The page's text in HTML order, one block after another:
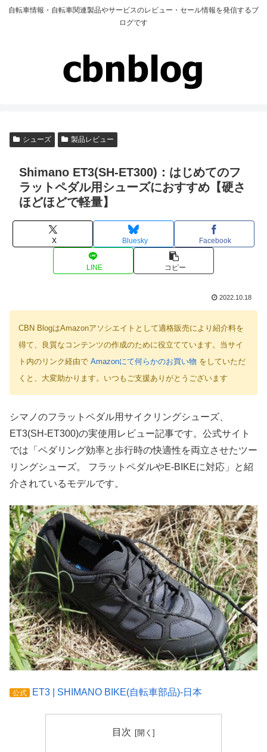
自転車情報・自転車関連製品やサービスのレビュー・セール情報を発信するブ
ログです
シューズ 製品レビュー
Shimano ET3(SH-ET300)：はじめてのフ
ラットペダル用シューズにおすすめ【硬さ
ほどほどで軽量】
X Bluesky Facebook
LINE コピー
2022.10.18
CBN BlogはAmazonアソシエイトとして適格販売により紹介料を
得て、良質なコンテンツの作成のために役立てています。当サイ
ト内のリンク経由で Amazonにて何らかのお買い物 をしていただ
くと、大変助かります。いつもご支援ありがとうございます
シマノのフラットペダル用サイクリングシューズ、
ET3(SH-ET300)の実使用レビュー記事です。公式サイト
では「ペダリング効率と歩行時の快適性を両立させたツー
リングシューズ。 フラットペダルやE-BIKEに対応」と紹
介されているモデルです。
公式 ET3 | SHIMANO BIKE(自転車部品)-日本
目次